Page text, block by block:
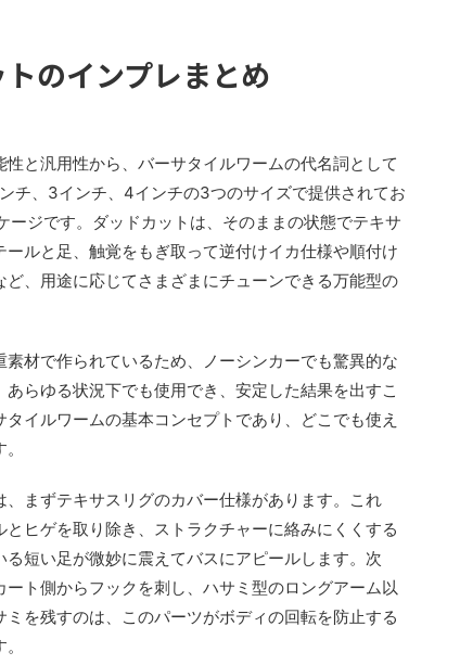
のインプレまとめ
と汎用性から、バーサタイルワームの代名詞として
チ、3インチ、4インチの3つのサイズで提供されてお
ージです。ダッドカットは、そのままの状態でテキサ
ルと足、触覚をもぎ取って逆付けイカ仕様や順付け
、用途に応じてさまざまにチューンできる万能型の
材で作られているため、ノーシンカーでも驚異的な
らゆる状況下でも使用でき、安定した結果を出すこ
イルワームの基本コンセプトであり、どこでも使え
まずテキサスリグのカバー仕様があります。これ
ヒゲを取り除き、ストラクチャーに絡みにくくする
短い足が微妙に震えてバスにアピールします。次
ト側からフックを刺し、ハサミ型のロングアーム以
を残すのは、このパーツがボディの回転を防止する